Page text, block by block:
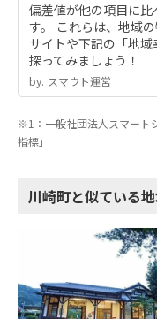
偏差値が他の項目に
す。 これらは、地域
サイトや下記の「地
探ってみましょう！
by.︎ スマウト運営
※1：一般社団法人スマート
指標」
川崎町と似ている